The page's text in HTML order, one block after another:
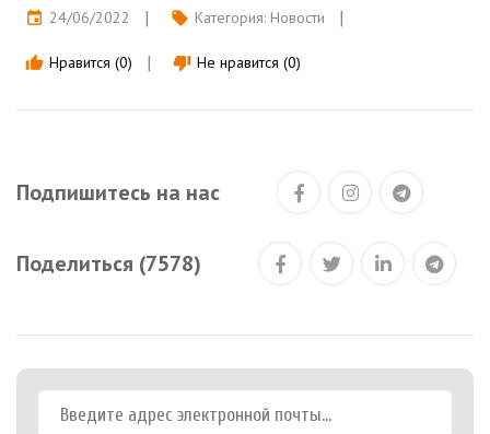
event 24/06/2022 local_offer Категория: Новости
thumb_up Нравится (0) thumb_down Не нравится (0)
Подпишитесь на нас
Поделиться (7578)